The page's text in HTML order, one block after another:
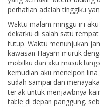
perhatian adalah tinggiku
Waktu malam minggu ini
dekatku di salah satu
tutup. Waktu menunjukan
kawasan Hayam muruk
mobilku dan aku masuk
kemudian aku menelpon
sudah sampai dan
teriak untuk menjawbnya
table di depan panggung.